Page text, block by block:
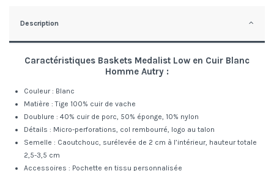
Description
Caractéristiques Baskets Medalist Low en Cuir Blanc
Homme Autry :
Couleur : Blanc
Matière : Tige 100% cuir de vache
Doublure : 40% cuir de porc, 50% éponge, 10% nylon
Détails : Micro-perforations, col rembourré, logo au talon
Semelle : Caoutchouc, surélevée de 2 cm à l’intérieur, hauteur totale
2,5-3,5 cm
Accessoires : Pochette en tissu personnalisée